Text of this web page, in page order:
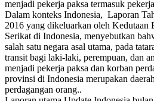
menjadi pekerja paksa termasuk
Dalam konteks Indonesia, Laporan
2016 yang dikeluarkan oleh Kedutaan
Serikat di Indonesia, menyebutkan
salah satu negara asal utama, pada
transit bagi laki-laki, perempuan, dan
menjadi pekerja paksa dan korban
provinsi di Indonesia merupakan
perdagangan orang..